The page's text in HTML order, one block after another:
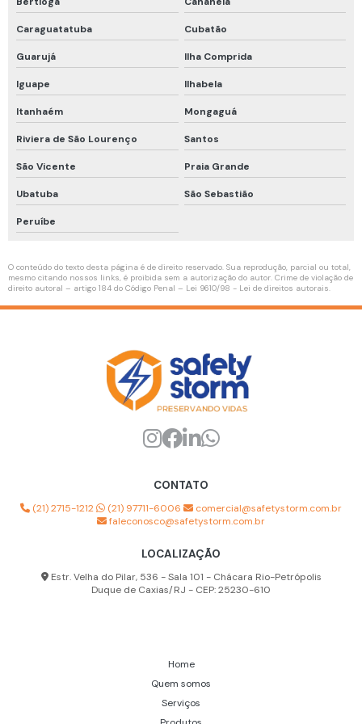
Calibração rbc e rastreável
Cilindro calibração 4 gases
Curso de detecção de gases
Curso de proteção respiratória
Curso programa de proteção respiratória
Detector fixo de gases
Empatamento de mangueiras
Inspeção em compressores de ar
Linha de vida horizontal temporária
Manutenção de compressor de ar
Teste de qualidade do ar
Treinamento de proteção respiratória
Inspeção de conjunto autônomo
Manutenção de conjunto autônomo
Higienização de conjunto autônomo
Empatamento de mangueiras de ar respirável
Caraguatatuba Cubatão
Guarujá Ilha Comprida
Iguape Ilhabela
Itanhaém Mongaguá
Riviera de São Lourenço Santos
São Vicente Praia Grande
Ubatuba São Sebastião
Peruíbe
O conteúdo do texto desta página é de direito reservado. Sua reprodução, parcial ou total,
mesmo citando nossos links, é proibida sem a autorização do autor. Crime de violação de
direito autoral – artigo 184 do Código Penal – Lei 9610/98 - Lei de direitos autorais.
CONTATO
(21) 2715-1212 (21) 97711-6006
comercial@safetystorm.com.br
faleconosco@safetystorm.com.br
LOCALIZAÇÃO
Estr. Velha do Pilar, 536 - Sala 101 - Chácara Rio-Petrópolis
Duque de Caxias/RJ - CEP: 25230-610
Home
Quem somos
Serviços